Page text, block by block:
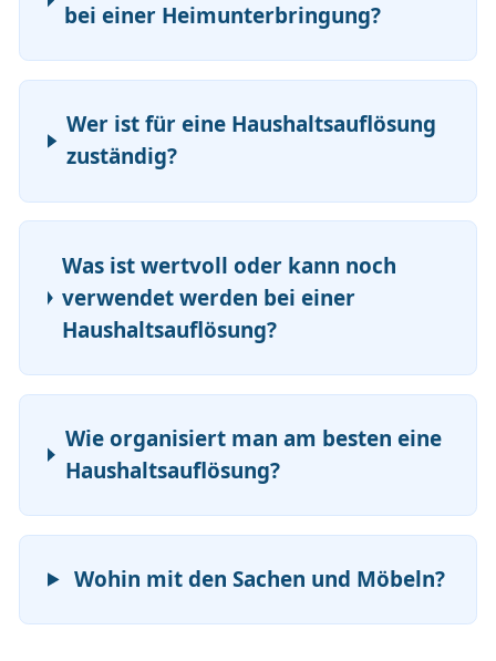
bei einer Heimunterbringung?
Wer ist für eine Haushaltsauflösung
zuständig?
Was ist wertvoll oder kann noch
verwendet werden bei einer
Haushaltsauflösung?
Wie organisiert man am besten eine
Haushaltsauflösung?
Wohin mit den Sachen und Möbeln?